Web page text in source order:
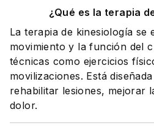
¿Qué es la terapia
La terapia de kinesiología se
movimiento y la función del
técnicas como ejercicios
movilizaciones. Está
rehabilitar lesiones, mejorar
dolor.